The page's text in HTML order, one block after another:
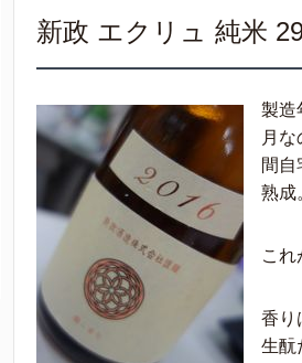
新政 エクリュ 純米
製造
月
間自
熟成
これ
香り
生酛